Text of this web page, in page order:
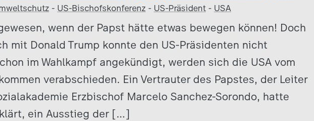
- US-Bischofskonferenz - US-Präsident - USA
wenn der Papst hätte etwas bewegen können! Doch
mit Donald Trump konnte den US-Präsidenten nicht
im Wahlkampf angekündigt, werden sich die USA vom
verabschieden. Ein Vertrauter des Papstes, der Leiter
Erzbischof Marcelo Sanchez-Sorondo, hatte
ein Ausstieg der […]